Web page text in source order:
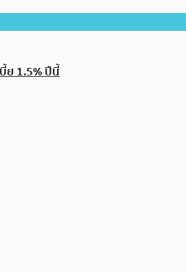
ย 1.5% ปีนี้